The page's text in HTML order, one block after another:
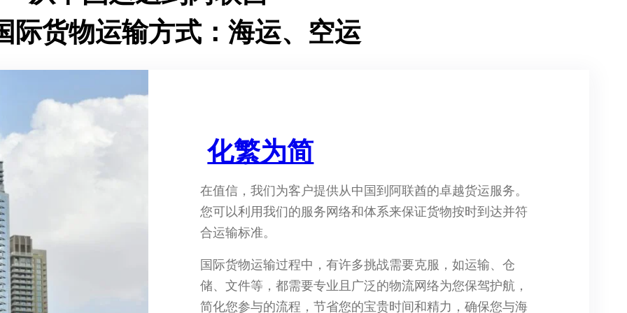
际货物运输方式：海运、空运
化繁为简
在值信，我们为客户提供从中国到阿联酋的卓越货运服务。
您可以利用我们的服务网络和体系来保证货物按时到达并符
合运输标准。
国际货物运输过程中，有许多挑战需要克服，如运输、仓
储、文件等，都需要专业且广泛的物流网络为您保驾护航，
简化您参与的流程，节省您的宝贵时间和精力，确保您与海